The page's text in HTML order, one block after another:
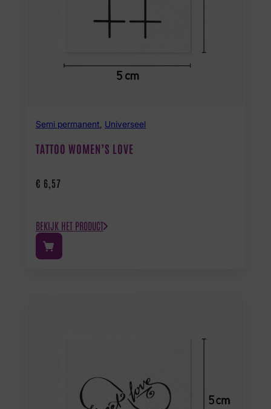
Semi permanent Universeel
TATTOO WOMEN’S LOVE
€ 6,57
BEKIJK HET PRODUCT